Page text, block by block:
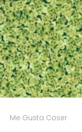
Me Gusta Coser